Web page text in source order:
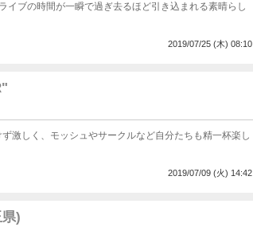
イブの時間が一瞬で過ぎ去るほど引き込まれる素晴らし
2019/07/25 (木) 08:10
激しく、モッシュやサークルなど自分たちも精一杯楽し
2019/07/09 (火) 14:42
)